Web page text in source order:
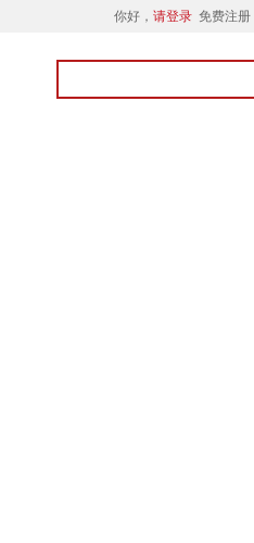
你好， 请登录 免费注册